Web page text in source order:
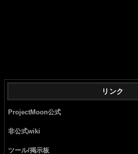
リンク
ProjectMoon公式
非公式wiki
ツール/掲示板